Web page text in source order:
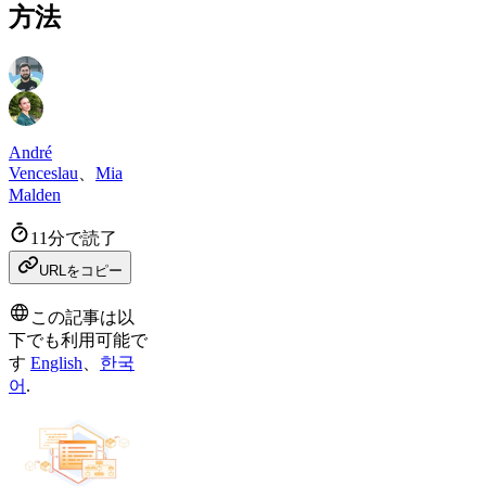
方法
André
Venceslau
Mia
Malden
11分で読了
URLをコピー
この記事は以
下でも利用可能で
す English
한국
어 .